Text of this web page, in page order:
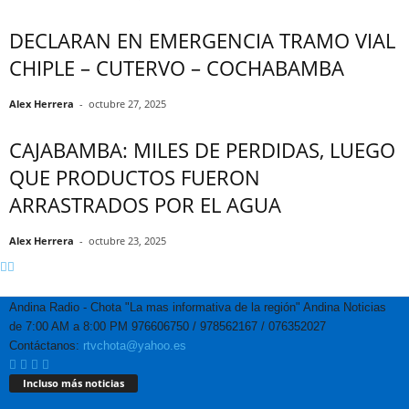
DECLARAN EN EMERGENCIA TRAMO VIAL
CHIPLE – CUTERVO – COCHABAMBA
Alex Herrera - octubre 27, 2025
CAJABAMBA: MILES DE PERDIDAS, LUEGO
QUE PRODUCTOS FUERON
ARRASTRADOS POR EL AGUA
Alex Herrera - octubre 23, 2025
Andina Radio - Chota "La mas informativa de la región" Andina Noticias
de 7:00 AM a 8:00 PM 976606750 / 978562167 / 076352027
Contáctanos: rtvchota@yahoo.es
Incluso más noticias